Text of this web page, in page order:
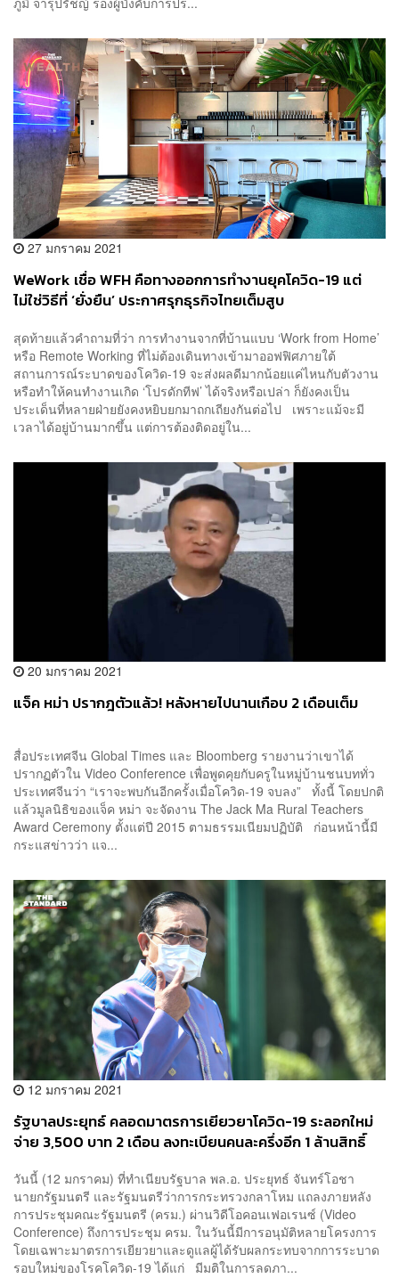
27 มกราคม 2021
WeWork เชื่อ WFH คือทางออกการทำงานยุคโควิด-19 แต่
ไม่ใช่วิธีที่ ‘ยั่งยืน’ ประกาศรุกธุรกิจไทยเต็มสูบ
สุดท้ายแล้วคำถามที่ว่า การทำงานจากที่บ้านแบบ ‘Work from Home’
หรือ Remote Working ที่ไม่ต้องเดินทางเข้ามาออฟฟิศภายใต้
สถานการณ์ระบาดของโควิด-19 จะส่งผลดีมากน้อยแค่ไหนกับตัวงาน
หรือทำให้คนทำงานเกิด ‘โปรดักทีฟ’ ได้จริงหรือเปล่า ก็ยังคงเป็น
ประเด็นที่หลายฝ่ายยังคงหยิบยกมาถกเถียงกันต่อไป เพราะแม้จะมี
เวลาได้อยู่บ้านมากขึ้น แต่การต้องติดอยู่ใน...
20 มกราคม 2021
แจ็ค หม่า ปรากฎตัวแล้ว! หลังหายไปนานเกือบ 2 เดือนเต็ม
สื่อประเทศจีน Global Times และ Bloomberg รายงานว่าเขาได้
ปรากฏตัวใน Video Conference เพื่อพูดคุยกับครูในหมู่บ้านชนบททั่ว
ประเทศจีนว่า “เราจะพบกันอีกครั้งเมื่อโควิด-19 จบลง” ทั้งนี้ โดยปกติ
แล้วมูลนิธิของแจ็ค หม่า จะจัดงาน The Jack Ma Rural Teachers
Award Ceremony ตั้งแต่ปี 2015 ตามธรรมเนียมปฏิบัติ ก่อนหน้านี้มี
กระแสข่าวว่า แจ...
12 มกราคม 2021
รัฐบาลประยุทธ์ คลอดมาตรการเยียวยาโควิด-19 ระลอกใหม่
จ่าย 3,500 บาท 2 เดือน ลงทะเบียนคนละครึ่งอีก 1 ล้านสิทธิ์
วันนี้ (12 มกราคม) ที่ทำเนียบรัฐบาล พล.อ. ประยุทธ์ จันทร์โอชา
นายกรัฐมนตรี และรัฐมนตรีว่าการกระทรวงกลาโหม แถลงภายหลัง
การประชุมคณะรัฐมนตรี (ครม.) ผ่านวิดีโอคอนเฟอเรนซ์ (Video
Conference) ถึงการประชุม ครม. ในวันนี้มีการอนุมัติหลายโครงการ
โดยเฉพาะมาตรการเยียวยาและดูแลผู้ได้รับผลกระทบจากการระบาด
รอบใหม่ของโรคโควิด-19 ได้แก่ มีมติในการลดภา...